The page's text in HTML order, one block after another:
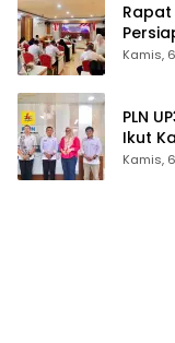
Kamis,
PLN
Ikut
Listrik
Kamis,